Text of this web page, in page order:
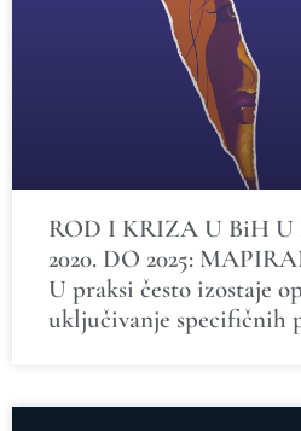
ROD I KRIZA U BiH U
2020. DO 2025:
U praksi često izostaje
uključivanje specifičnih